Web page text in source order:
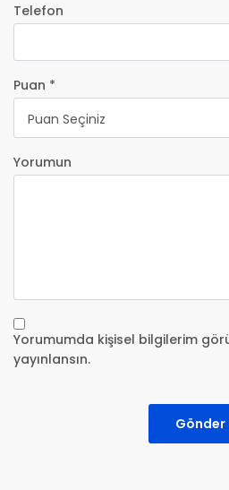
Telefon
Puan *
Puan Seçiniz
Yorumun
Yorumumda kişisel bilgilerim
yayınlansın.
Gönder